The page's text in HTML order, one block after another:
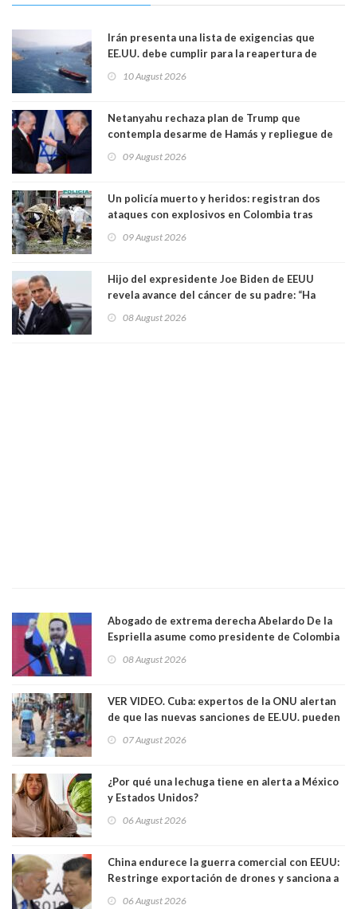
Irán presenta una lista de exigencias que
EE.UU. debe cumplir para la reapertura de
10 August 2026
Netanyahu rechaza plan de Trump que
contempla desarme de Hamás y repliegue de
09 August 2026
Un policía muerto y heridos: registran dos
ataques con explosivos en Colombia tras
09 August 2026
Hijo del expresidente Joe Biden de EEUU
revela avance del cáncer de su padre: “Ha
08 August 2026
Abogado de extrema derecha Abelardo De la
Espriella asume como presidente de Colombia
08 August 2026
VER VIDEO. Cuba: expertos de la ONU alertan
de que las nuevas sanciones de EE.UU. pueden
07 August 2026
¿Por qué una lechuga tiene en alerta a México
y Estados Unidos?
06 August 2026
China endurece la guerra comercial con EEUU:
Restringe exportación de drones y sanciona a
06 August 2026